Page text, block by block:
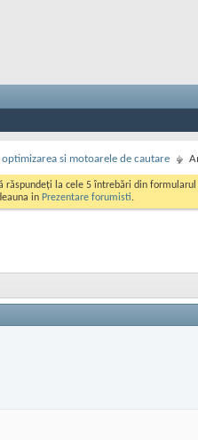
si motoarele de cautare
răspundeți la cele 5 întrebări din
in Prezentare forumisti.